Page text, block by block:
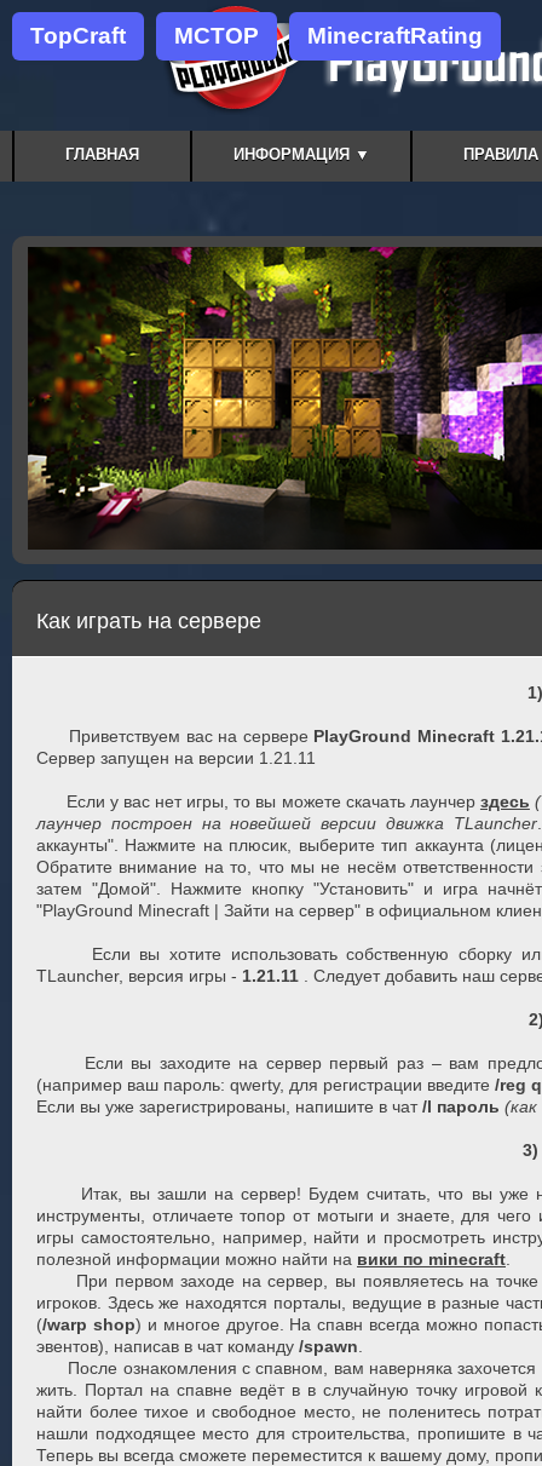
TopCraft MCTOP MinecraftRating
ГЛАВНАЯ ИНФОРМАЦИЯ ▼ ПРАВИЛА
Как играть на сервере
Приветствуем вас на сервере PlayGround Minecraft
Сервер запущен на версии 1.21.11
Если у вас нет игры, то вы можете скачать лаунчер здесь
лаунчер построен на новейшей версии движка TLauncher
аккаунты". Нажмите на плюсик, выберите тип аккаунта
Обратите внимание на то, что мы не несём
затем "Домой". Нажмите кнопку "Установить" и игра
"PlayGround Minecraft | Зайти на сервер" в официальном
Если вы хотите использовать собственную сборку или
TLauncher, версия игры - 1.21.11 . Следует добавить наш
Если вы заходите на сервер первый раз – вам
(например ваш пароль: qwerty, для регистрации введите /reg
Если вы уже зарегистрированы, напишите в чат/l пароль
Итак, вы зашли на сервер! Будем считать, что вы уже
инструменты, отличаете топор от мотыги и знаете, для
игры самостоятельно, например, найти и просмотреть
полезной информации можно найти на вики по minecraft
При первом заходе на сервер, вы появляетесь на точке
игроков. Здесь же находятся порталы, ведущие в разные
(/warp shop) и многое другое. На спавн всегда можно
эвентов), написав в чат команду /spawn
После ознакомления с спавном, вам наверняка захочется
жить. Портал на спавне ведёт в в случайную точку
найти более тихое и свободное место, не поленитесь
нашли подходящее место для строительства, пропишите в
Теперь вы всегда сможете переместится к вашему дому,